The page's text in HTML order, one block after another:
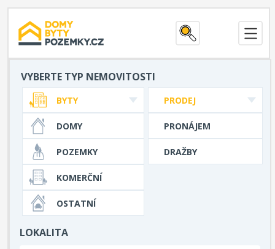
VYBERTE TYP NEMOVITOSTI
PRODEJ
PRONÁJEM
DRAŽBY
BYTY
DOMY
POZEMKY
KOMERČNÍ
OSTATNÍ
LOKALITA